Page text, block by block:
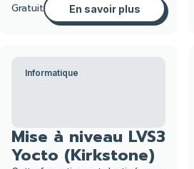
Gratuit En savoir plus
Informatique
Mise à niveau LVS3
Yocto (Kirkstone)